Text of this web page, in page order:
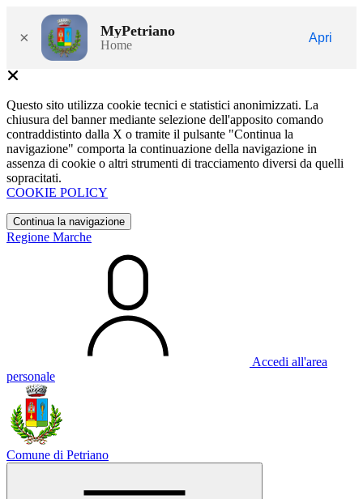
× MyPetriano
Home
Apri
Questo sito utilizza cookie tecnici e statistici anonimizzati. La
chiusura del banner mediante selezione dell'apposito comando
contraddistinto dalla X o tramite il pulsante "Continua la
navigazione" comporta la continuazione della navigazione in
assenza di cookie o altri strumenti di tracciamento diversi da quelli
sopracitati.
COOKIE POLICY
Continua la navigazione
Regione Marche
Accedi all'area
personale
Comune di Petriano